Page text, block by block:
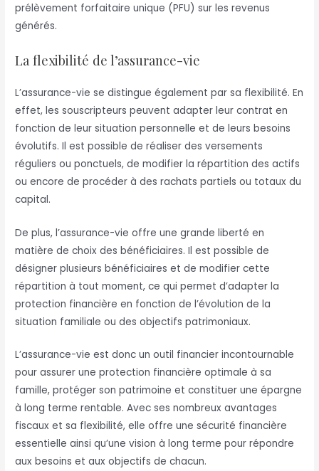
prélèvement forfaitaire unique (PFU) sur les revenus
générés.
La flexibilité de l’assurance-vie
L’assurance-vie se distingue également par sa flexibilité. En
effet, les souscripteurs peuvent adapter leur contrat en
fonction de leur situation personnelle et de leurs besoins
évolutifs. Il est possible de réaliser des versements
réguliers ou ponctuels, de modifier la répartition des actifs
ou encore de procéder à des rachats partiels ou totaux du
capital.
De plus, l’assurance-vie offre une grande liberté en
matière de choix des bénéficiaires. Il est possible de
désigner plusieurs bénéficiaires et de modifier cette
répartition à tout moment, ce qui permet d’adapter la
protection financière en fonction de l’évolution de la
situation familiale ou des objectifs patrimoniaux.
L’assurance-vie est donc un outil financier incontournable
pour assurer une protection financière optimale à sa
famille, protéger son patrimoine et constituer une épargne
à long terme rentable. Avec ses nombreux avantages
fiscaux et sa flexibilité, elle offre une sécurité financière
essentielle ainsi qu’une vision à long terme pour répondre
aux besoins et aux objectifs de chacun.